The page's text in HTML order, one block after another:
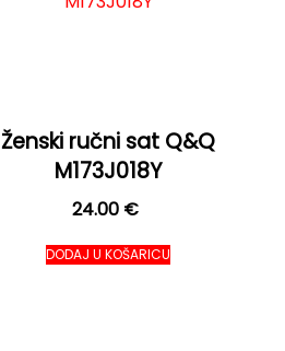
Ženski ručni sat Q&Q
M173J018Y
24.00 €
DODAJ U KOŠARICU